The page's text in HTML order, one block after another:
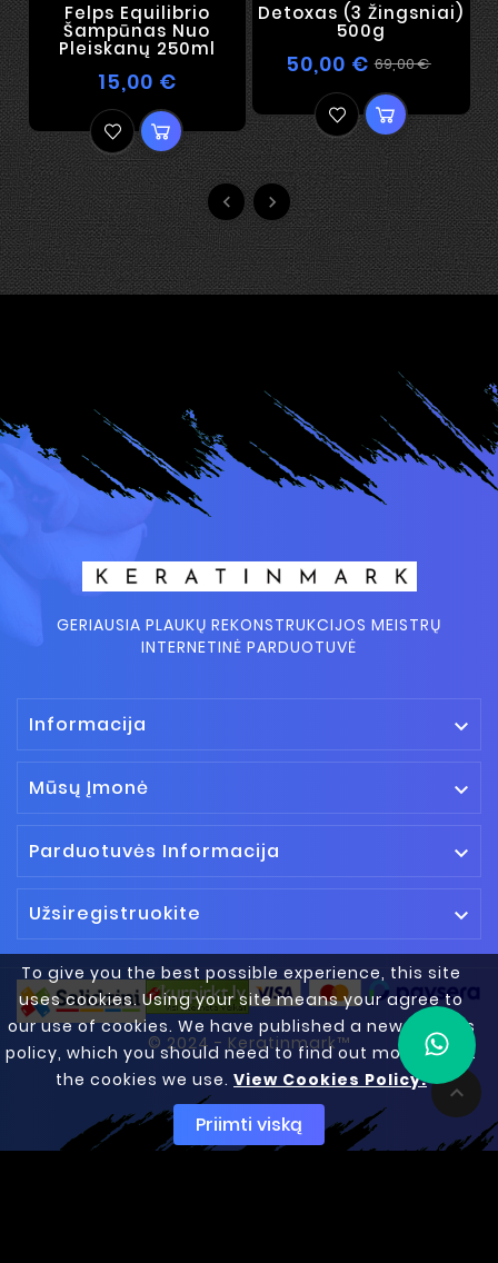
To give you the best possible experience, this site
uses cookies. Using your site means your agree to
our use of cookies. We have published a new cookies
policy, which you should need to find out more about
the cookies we use. View Cookies Policy.
Priimti viską
Felps Equilibrio
Šampūnas Nuo
Pleiskanų 250ml
15,00 €
Detoxas (3 Žingsniai)
500g
50,00 € 69,00 €
 
GERIAUSIA PLAUKŲ REKONSTRUKCIJOS MEISTRŲ
INTERNETINĖ PARDUOTUVĖ
Informacija 
Mūsų Įmonė 
Parduotuvės Informacija 
Užsiregistruokite 

© 2024 - Keratinmark™